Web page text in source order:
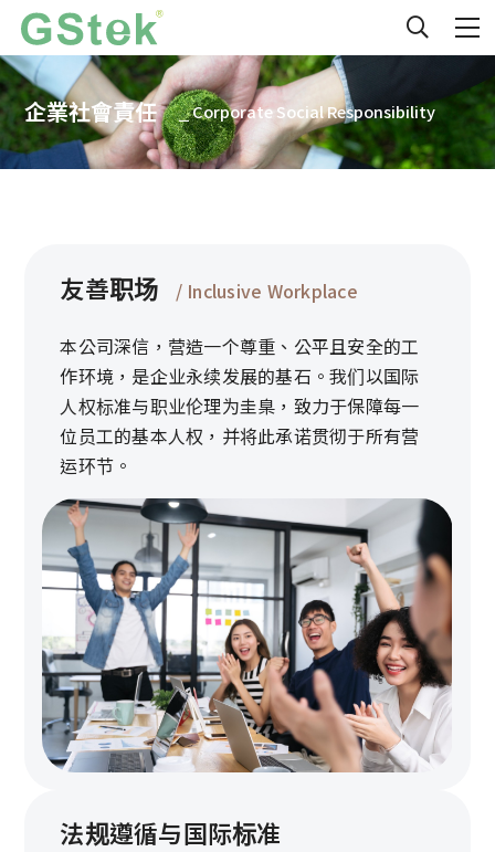
企業社會責任 ⎯ Corporate Social Responsibility
友善职场 / Inclusive Workplace
本公司深信，营造一个尊重、公平且安全的工
作环境，是企业永续发展的基石。我们以国际
人权标准与职业伦理为圭臬，致力于保障每一
位员工的基本人权，并将此承诺贯彻于所有营
运环节。
法规遵循与国际标准